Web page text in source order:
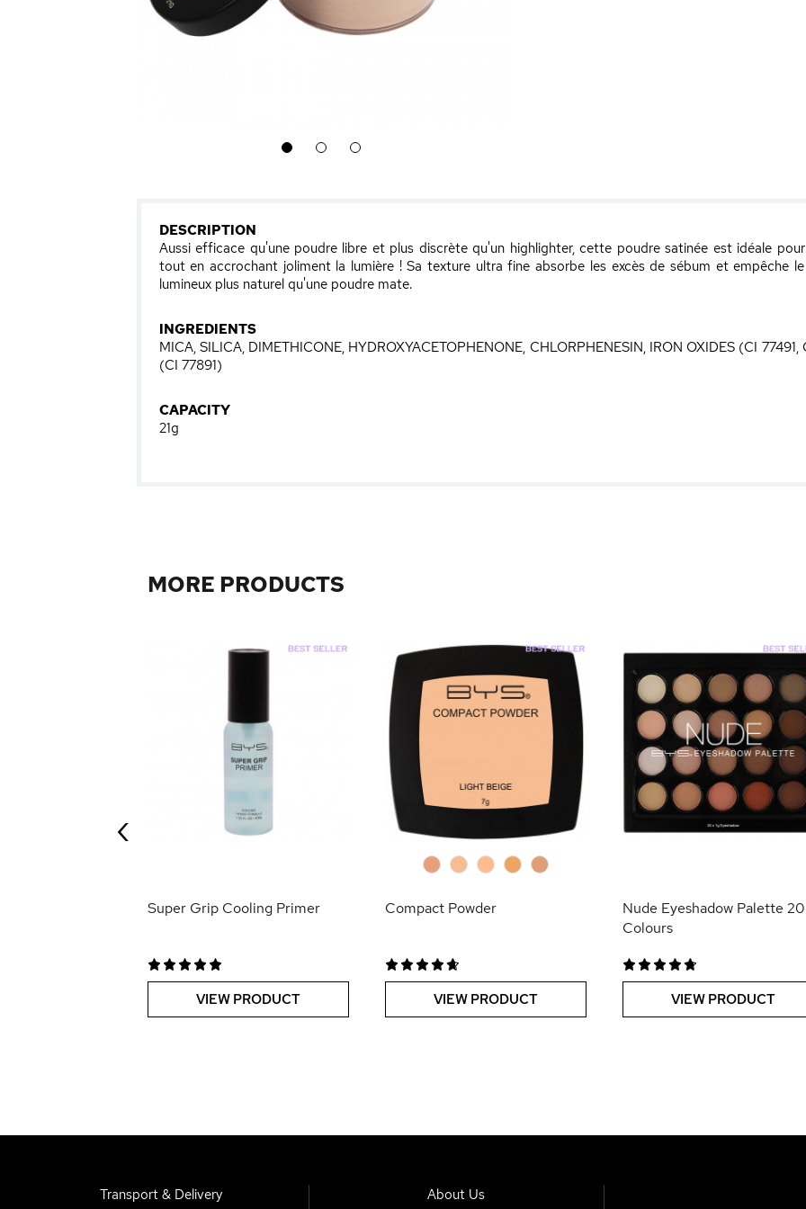
1 2 3
DESCRIPTION
Aussi efficace qu'une poudre libre et plus discrète qu'un highlighter, cette poudre satinée est idéale
tout en accrochant joliment la lumière ! Sa texture ultra fine absorbe les excès de sébum et empêche
lumineux plus naturel qu'une poudre mate.
INGREDIENTS
MICA, SILICA, DIMETHICONE, HYDROXYACETOPHENONE, CHLORPHENESIN, IRON OXIDES (CI
(CI 77891)
CAPACITY
21g
MORE PRODUCTS
Super Grip Cooling Primer
VIEW PRODUCT
Compact Powder
VIEW PRODUCT
Nude Eyeshadow Palette 20
Colours
VIEW PRODUCT
‹
Transport & Delivery About Us